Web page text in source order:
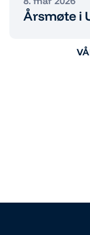
Årsmøte i